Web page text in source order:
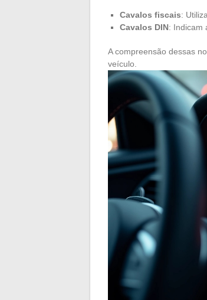
Cavalos fiscais:
Cavalos DIN: Indicam
A compreensão dessas
veículo.